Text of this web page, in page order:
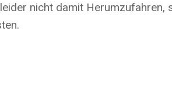
nicht damit